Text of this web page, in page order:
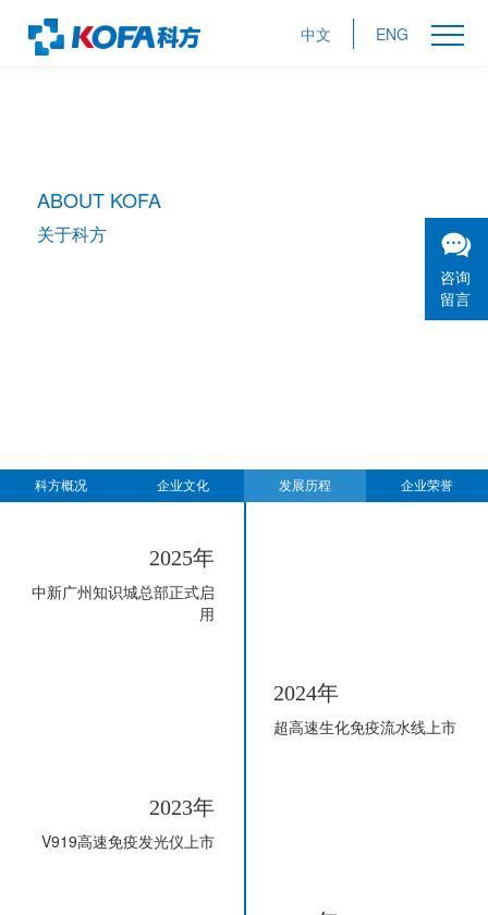
中文 ENG
ABOUT KOFA
关于科方
科方概况 企业文化 发展历程 企业荣誉
2025年
中新广州知识城总部正式启
用
2024年
超高速生化免疫流水线上市
2023年
V919高速免疫发光仪上市
咨询
留言